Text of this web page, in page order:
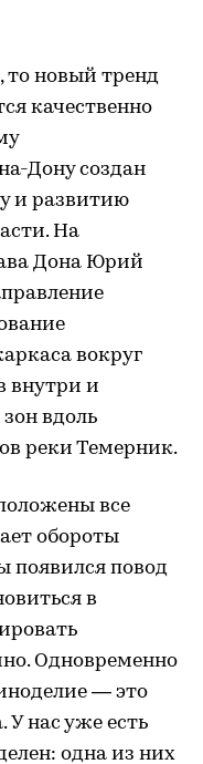
то новый тренд
качественно
Дону создан
и развитию
На
Дона Юрий
вокруг
внутри и
вдоль
реки Темерник.
все
обороты
появился повод
в
Одновременно
— это
У нас уже есть
одна из них